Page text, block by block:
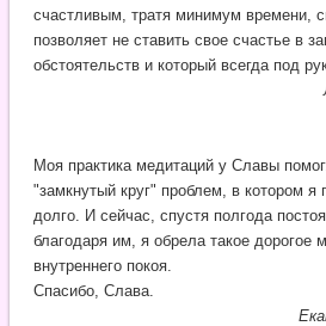
счастливым, тратя минимум времени,
позволяет не ставить свое счастье в
обстоятельств и который всегда под
Моя практика медитаций у Славы
"замкнутый круг" проблем, в котором я
долго. И сейчас, спустя полгода
благодаря им, я обрела такое дорогое
внутреннего покоя.
Спасибо, Слава.